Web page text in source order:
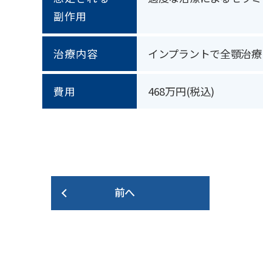
副作用
治療内容 インプラントで全顎治療
費用 468万円(税込)
前へ